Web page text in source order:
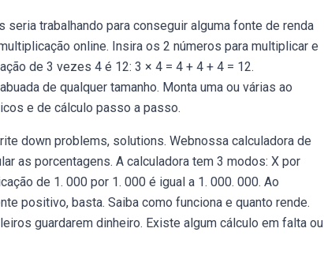
trabalhando para conseguir alguma fonte de renda
online. Insira os 2 números para multiplicar e
de 3 vezes 4 é 12: 3 × 4 = 4 + 4 + 4 = 12.
de qualquer tamanho. Monta uma ou várias ao
e de cálculo passo a passo.
down problems, solutions. Webnossa calculadora de
as porcentagens. A calculadora tem 3 modos: X por
de 1. 000 por 1. 000 é igual a 1. 000. 000. Ao
positivo, basta. Saiba como funciona e quanto rende.
guardarem dinheiro. Existe algum cálculo em falta ou